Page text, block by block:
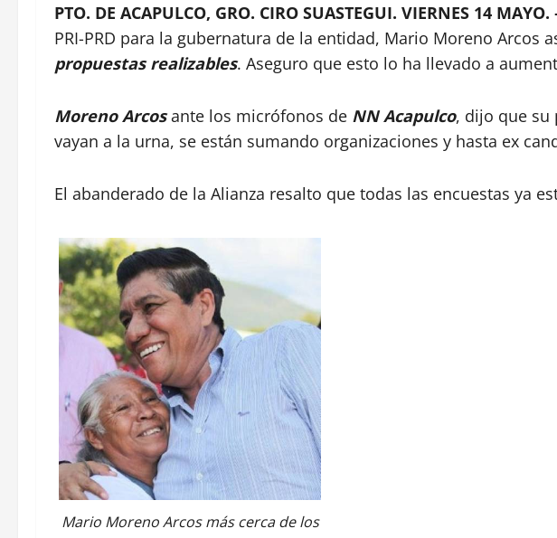
PTO. DE ACAPULCO, GRO. CIRO SUASTEGUI. VIERNES 14 MAYO.
PRI-PRD para la gubernatura de la entidad, Mario Moreno
propuestas realizables. Aseguro que esto lo ha llevado a
Moreno Arcosante los micrófonos de NN Acapulco, dijo que su
vayan a la urna, se están sumando organizaciones y hasta ex
El abanderado de la Alianza resalto que todas las encuestas ya
Mario Moreno Arcos más cerca de los